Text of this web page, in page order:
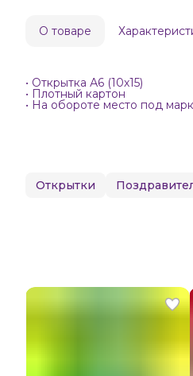
О товаре
• Открытка А6 (10х15)
• Плотный картон
• На обороте место под
Открытки